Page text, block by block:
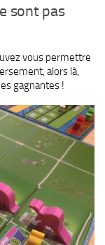
sont pas
vous permettre
alors là,
gagnantes !